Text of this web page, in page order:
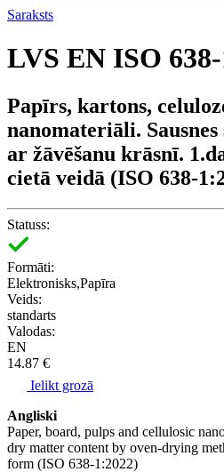
Saraksts
LVS EN ISO
Papīrs, kartons,
nanomateriāli.
ar žāvēšanu krāsnī.
cietā veidā (ISO 638-
Statuss:
Formāti:
Elektronisks,Papīra
Veids:
standarts
Valodas:
EN
14.87 €
Ielikt grozā
Angliski
Paper, board, pulps and cellulosic
dry matter content by oven-drying
form (ISO 638-1:2022)